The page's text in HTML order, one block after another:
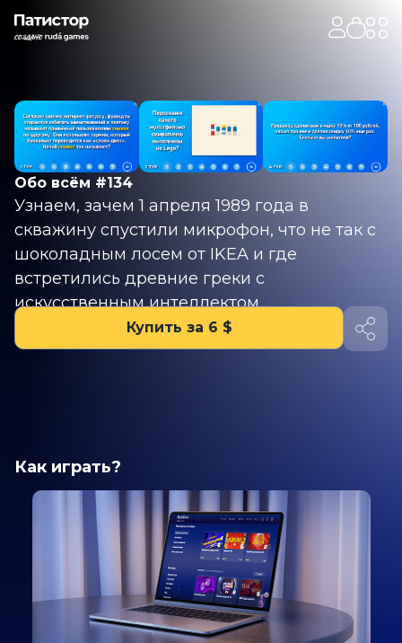
Обо всём #134
Узнаем, зачем 1 апреля 1989 года в
скважину спустили микрофон, что не так с
шоколадным лосем от IKEA и где
встретились древние греки с
искусственным интеллектом.
Купить за 6 $
Как играть?